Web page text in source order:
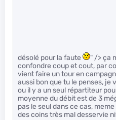
désolé pour la faute
" /> ça
confondre coup et cout, par
vient faire un tour en
aussi bon que tu le penses, je
ou il y a un seul répartiteur
moyenne du débit est de 3
pas le seul dans ce cas,
des coins très mal desservie